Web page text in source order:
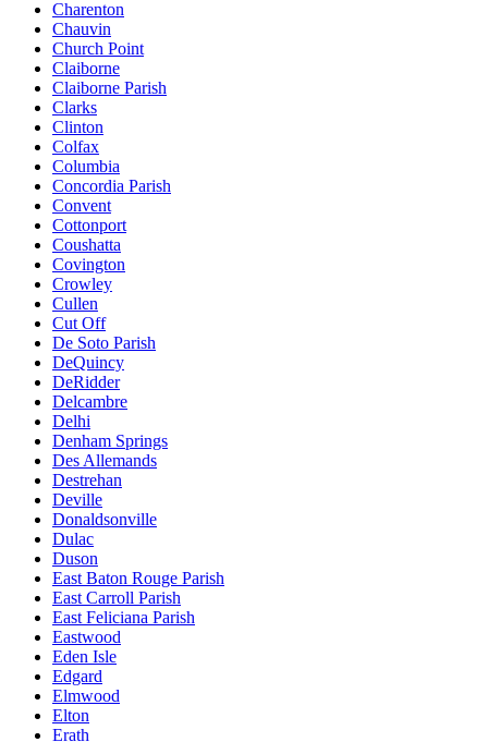
Charenton
Chauvin
Church Point
Claiborne
Claiborne Parish
Clarks
Clinton
Colfax
Columbia
Concordia Parish
Convent
Cottonport
Coushatta
Covington
Crowley
Cullen
Cut Off
De Soto Parish
DeQuincy
DeRidder
Delcambre
Delhi
Denham Springs
Des Allemands
Destrehan
Deville
Donaldsonville
Dulac
Duson
East Baton Rouge Parish
East Carroll Parish
East Feliciana Parish
Eastwood
Eden Isle
Edgard
Elmwood
Elton
Erath